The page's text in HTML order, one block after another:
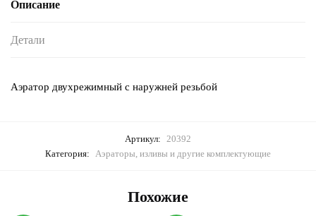
Описание
Детали
Аэратор двухрежимный с наружней резьбой
Артикул:
20392
Категория:
Аэраторы, изливы и другие комплектующие
Похожие